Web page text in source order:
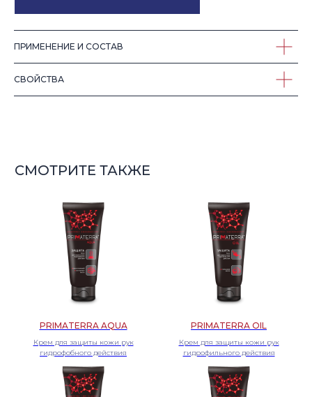
ПРИМЕНЕНИЕ И СОСТАВ
СВОЙСТВА
PRIMATERRA AQUA
Крем для защиты кожи рук
гидрофобного действия
PRIMATERRA OIL
Крем для защиты кожи рук
гидрофильного действия